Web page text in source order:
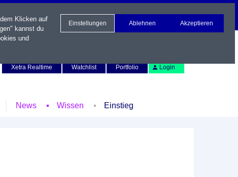
Xetra Realtime
Watchlist Portfolio Login
News Wissen Einstieg
Klicken auf
kannst du
und
Einstellungen Ablehnen Akzeptieren